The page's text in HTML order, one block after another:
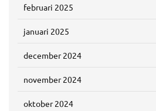
februari 2025
januari 2025
december 2024
november 2024
oktober 2024